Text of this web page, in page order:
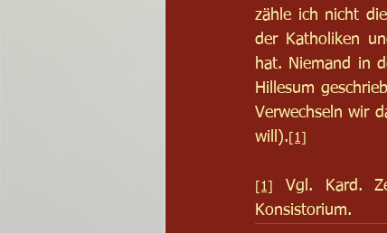
zähle ich nicht
der Katholiken
hat. Niemand in
Hillesum
Verwechseln wir
will). [1]
[1]
Vgl. Kard.
Konsistorium.